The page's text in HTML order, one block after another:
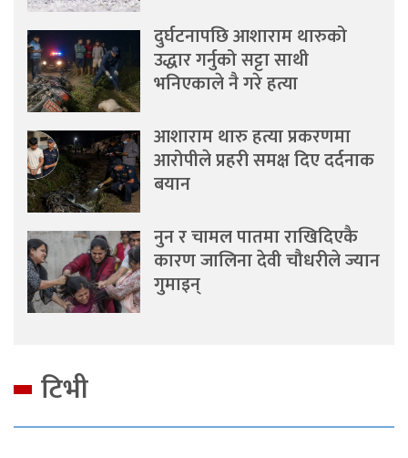
दुर्घटनापछि आशाराम थारुको
उद्धार गर्नुको सट्टा साथी
भनिएकाले नै गरे हत्या
आशाराम थारु हत्या प्रकरणमा
आरोपीले प्रहरी समक्ष दिए दर्दनाक
बयान
नुन र चामल पातमा राखिदिएकै
कारण जालिना देवी चौधरीले ज्यान
गुमाइन्
टिभी